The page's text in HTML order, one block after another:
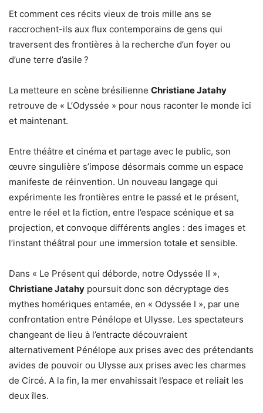
Et comment ces récits vieux de trois mille ans se
raccrochent-ils aux flux contemporains de gens qui
traversent des frontières à la recherche d’un foyer ou
d’une terre d’asile ?
La metteure en scène brésilienne Christiane Jatahy
retrouve de « L’Odyssée » pour nous raconter le monde ici
et maintenant.
Entre théâtre et cinéma et partage avec le public, son
œuvre singulière s’impose désormais comme un espace
manifeste de réinvention. Un nouveau langage qui
expérimente les frontières entre le passé et le présent,
entre le réel et la fiction, entre l’espace scénique et sa
projection, et convoque différents angles : des images et
l’instant théâtral pour une immersion totale et sensible.
Dans « Le Présent qui déborde, notre Odyssée II »,
Christiane Jatahy poursuit donc son décryptage des
mythes homériques entamée, en « Odyssée I », par une
confrontation entre Pénélope et Ulysse. Les spectateurs
changeant de lieu à l’entracte découvraient
alternativement Pénélope aux prises avec des prétendants
avides de pouvoir ou Ulysse aux prises avec les charmes
de Circé. A la fin, la mer envahissait l’espace et reliait les
deux îles.